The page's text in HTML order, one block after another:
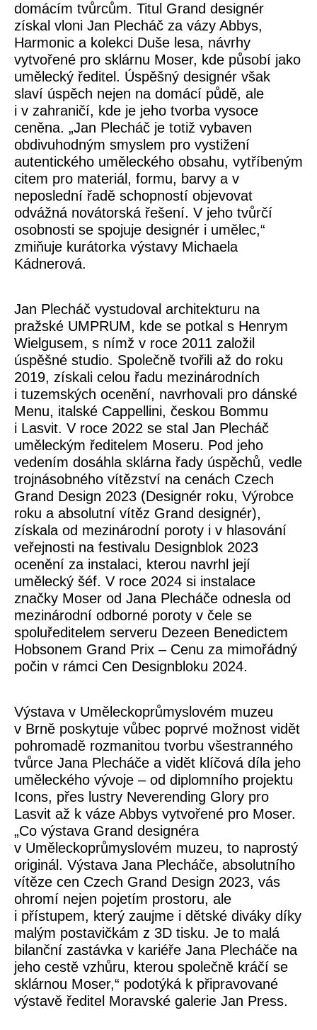
domácím tvůrcům. Titul Grand designér
získal vloni Jan Plecháč za vázy Abbys,
Harmonic a kolekci Duše lesa, návrhy
vytvořené pro sklárnu Moser, kde působí jako
umělecký ředitel. Úspěšný designér však
slaví úspěch nejen na domácí půdě, ale
i v zahraničí, kde je jeho tvorba vysoce
ceněna. „Jan Plecháč je totiž vybaven
obdivuhodným smyslem pro vystižení
autentického uměleckého obsahu, vytříbeným
citem pro materiál, formu, barvy a v
neposlední řadě schopností objevovat
odvážná novátorská řešení. V jeho tvůrčí
osobnosti se spojuje designér i umělec,“
zmiňuje kurátorka výstavy Michaela
Kádnerová.
Jan Plecháč vystudoval architekturu na
pražské UMPRUM, kde se potkal s Henrym
Wielgusem, s nímž v roce 2011 založil
úspěšné studio. Společně tvořili až do roku
2019, získali celou řadu mezinárodních
i tuzemských ocenění, navrhovali pro dánské
Menu, italské Cappellini, českou Bommu
i Lasvit. V roce 2022 se stal Jan Plecháč
uměleckým ředitelem Moseru. Pod jeho
vedením dosáhla sklárna řady úspěchů, vedle
trojnásobného vítězství na cenách Czech
Grand Design 2023 (Designér roku, Výrobce
roku a absolutní vítěz Grand designér),
získala od mezinárodní poroty i v hlasování
veřejnosti na festivalu Designblok 2023
ocenění za instalaci, kterou navrhl její
umělecký šéf. V roce 2024 si instalace
značky Moser od Jana Plecháče odnesla od
mezinárodní odborné poroty v čele se
spoluředitelem serveru Dezeen Benedictem
Hobsonem Grand Prix – Cenu za mimořádný
počin v rámci Cen Designbloku 2024.
Výstava v Uměleckoprůmyslovém muzeu
v Brně poskytuje vůbec poprvé možnost vidět
pohromadě rozmanitou tvorbu všestranného
tvůrce Jana Plecháče a vidět klíčová díla jeho
uměleckého vývoje – od diplomního projektu
Icons, přes lustry Neverending Glory pro
Lasvit až k váze Abbys vytvořené pro Moser.
„Co výstava Grand designéra
v Uměleckoprůmyslovém muzeu, to naprostý
originál. Výstava Jana Plecháče, absolutního
vítěze cen Czech Grand Design 2023, vás
ohromí nejen pojetím prostoru, ale
i přístupem, který zaujme i dětské diváky díky
malým postavičkám z 3D tisku. Je to malá
bilanční zastávka v kariéře Jana Plecháče na
jeho cestě vzhůru, kterou společně kráčí se
sklárnou Moser,“ podotýká k připravované
výstavě ředitel Moravské galerie Jan Press.